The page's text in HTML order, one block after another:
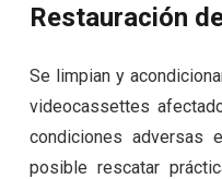
Restauración
Se limpian y
videocassettes
condiciones adversas
posible rescatar